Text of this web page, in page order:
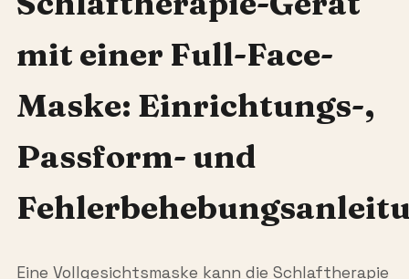
mit einer Full-Face-
Maske: Einrichtungs-,
Passform- und
Eine Vollgesichtsmaske kann die Schlaftherapie